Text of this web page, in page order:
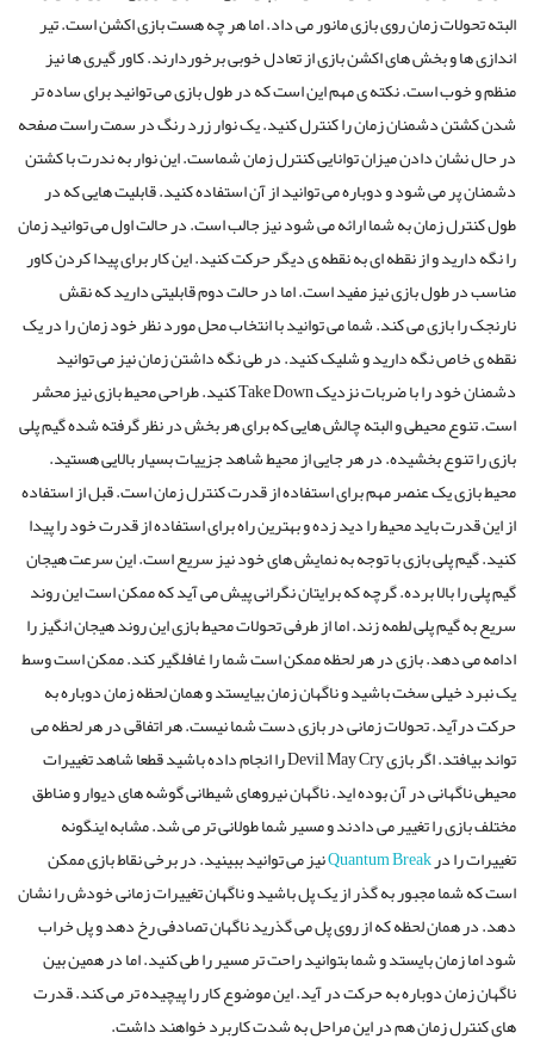
البته تحولات زمان روی بازی مانور می داد. اما هر چه هست بازی اکشن است. تیر
اندازی ها و بخش های اکشن بازی از تعادل خوبی برخوردارند. کاور گیری ها نیز
منظم و خوب است. نکته ی مهم این است که در طول بازی می توانید برای ساده تر
شدن کشتن دشمنان زمان را کنترل کنید. یک نوار زرد رنگ در سمت راست صفحه
در حال نشان دادن میزان توانایی کنترل زمان شماست. این نوار به ندرت با کشتن
دشمنان پر می شود و دوباره می توانید از آن استفاده کنید. قابلیت هایی که در
طول کنترل زمان به شما ارائه می شود نیز جالب است. در حالت اول می توانید زمان
را نگه دارید و از نقطه ای به نقطه ی دیگر حرکت کنید. این کار برای پیدا کردن کاور
مناسب در طول بازی نیز مفید است. اما در حالت دوم قابلیتی دارید که نقش
نارنجک را بازی می کند. شما می توانید با انتخاب محل مورد نظر خود زمان را در یک
نقطه ی خاص نگه دارید و شلیک کنید. در طی نگه داشتن زمان نیز می توانید
دشمنان خود را با ضربات نزدیک Take Down کنید. طراحی محیط بازی نیز محشر
است. تنوع محیطی و البته چالش هایی که برای هر بخش در نظر گرفته شده گیم پلی
بازی را تنوع بخشیده. در هر جایی از محیط شاهد جزییات بسیار بالایی هستید.
محیط بازی یک عنصر مهم برای استفاده از قدرت کنترل زمان است. قبل از استفاده
از این قدرت باید محیط را دید زده و بهترین راه برای استفاده از قدرت خود را پیدا
کنید. گیم پلی بازی با توجه به نمایش های خود نیز سریع است. این سرعت هیجان
گیم پلی را بالا برده. گرچه که برایتان نگرانی پیش می آید که ممکن است این روند
سریع به گیم پلی لطمه زند. اما از طرفی تحولات محیط بازی این روند هیجان انگیز را
ادامه می دهد. بازی در هر لحظه ممکن است شما را غافلگیر کند. ممکن است وسط
یک نبرد خیلی سخت باشید و ناگهان زمان بیایستد و همان لحظه زمان دوباره به
حرکت درآید. تحولات زمانی در بازی دست شما نیست. هر اتفاقی در هر لحظه می
تواند بیافتد. اگر بازی Devil May Cry را انجام داده باشید قطعا شاهد تغییرات
محیطی ناگهانی در آن بوده اید. ناگهان نیروهای شیطانی گوشه های دیوار و مناطق
مختلف بازی را تغییر می دادند و مسیر شما طولانی تر می شد. مشابه اینگونه
تغییرات را درQuantum Breakنیز می توانید ببینید. در برخی نقاط بازی ممکن
است که شما مجبور به گذر از یک پل باشید و ناگهان تغییرات زمانی خودش را نشان
دهد. در همان لحظه که از روی پل می گذرید ناگهان تصادفی رخ دهد و پل خراب
شود اما زمان بایستد و شما بتوانید راحت تر مسیر را طی کنید. اما در همین بین
ناگهان زمان دوباره به حرکت در آید. این موضوع کار را پیچیده تر می کند. قدرت
های کنترل زمان هم در این مراحل به شدت کاربرد خواهند داشت.